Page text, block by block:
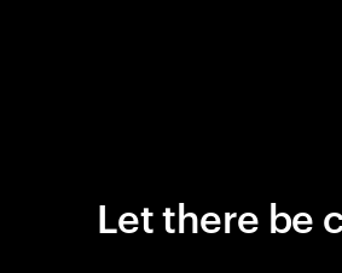
Let there be